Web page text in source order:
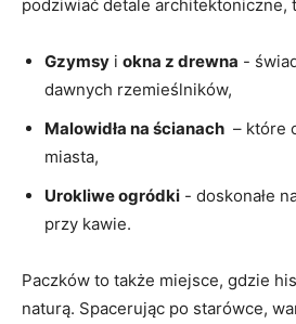
podziwiać detale ​architektoniczne,
Gzymsy i okna ⁢z drewna ⁤-
⁤dawnych rzemieślników,
Malowidła na ścianach
– które⁢
miasta,
Urokliwe ogródki -‌ doskonałe
przy kawie.
Paczków⁣ to‌ także miejsce, ‍gdzie
naturą.⁢ Spacerując po ‌starówce,⁢